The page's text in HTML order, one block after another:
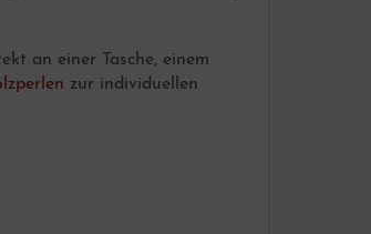
an einer Tasche, einem
zur individuellen